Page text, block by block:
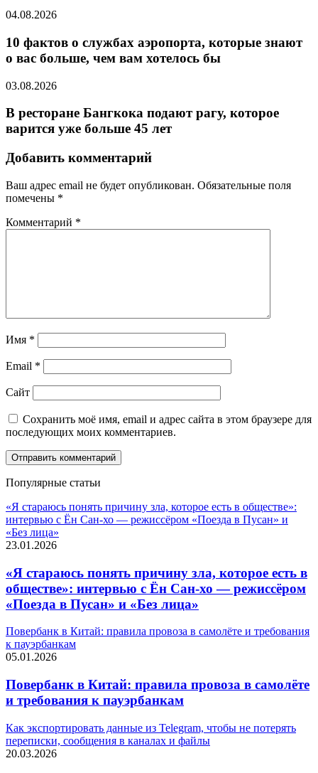
04.08.2026
10 фактов о службах аэропорта, которые знают
о вас больше, чем вам хотелось бы
03.08.2026
В ресторане Бангкока подают рагу, которое
варится уже больше 45 лет
Добавить комментарий
Ваш адрес email не будет опубликован. Обязательные поля
помечены *
Комментарий *
Имя *
Email *
Сайт
Сохранить моё имя, email и адрес сайта в этом браузере для
последующих моих комментариев.
Популярные статьи
«Я стараюсь понять причину зла, которое есть в обществе»:
интервью с Ён Сан-хо — режиссёром «Поезда в Пусан» и
«Без лица»
23.01.2026
«Я стараюсь понять причину зла, которое есть в
обществе»: интервью с Ён Сан-хо — режиссёром
«Поезда в Пусан» и «Без лица»
Повербанк в Китай: правила провоза в самолёте и требования
к пауэрбанкам
05.01.2026
Повербанк в Китай: правила провоза в самолёте
и требования к пауэрбанкам
Как экспортировать данные из Telegram, чтобы не потерять
переписки, сообщения в каналах и файлы
20.03.2026